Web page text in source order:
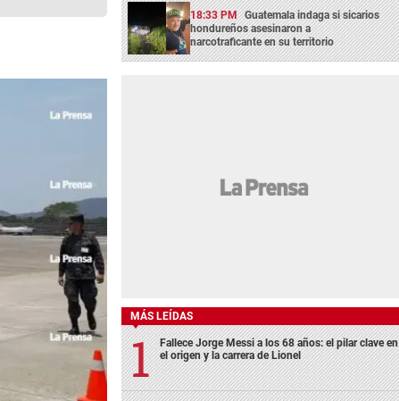
18:33 PM Guatemala indaga si sicarios
hondureños asesinaron a
narcotraficante en su territorio
MÁS LEÍDAS
Fallece Jorge Messi a los 68 años: el pilar clave en
el origen y la carrera de Lionel